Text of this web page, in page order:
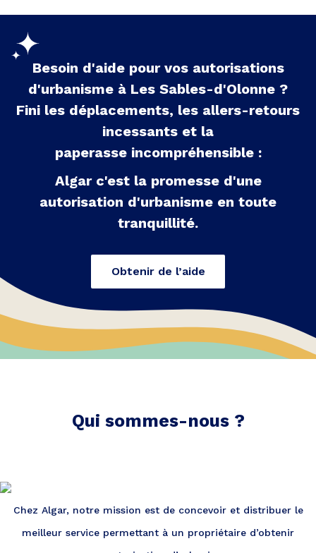
Besoin d'aide pour vos autorisations
d'urbanisme à Les Sables-d'Olonne ?
Fini les déplacements, les allers-retours
incessants et la
paperasse incompréhensible :
Algar c'est la promesse d'une
autorisation d'urbanisme en toute
tranquillité.
Obtenir de l’aide
Qui sommes-nous ?
Chez Algar, notre mission est de concevoir et distribuer le
meilleur service permettant à un propriétaire d’obtenir